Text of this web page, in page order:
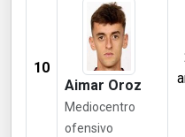
10
Aimar Oroz
Mediocentro
ofensivo